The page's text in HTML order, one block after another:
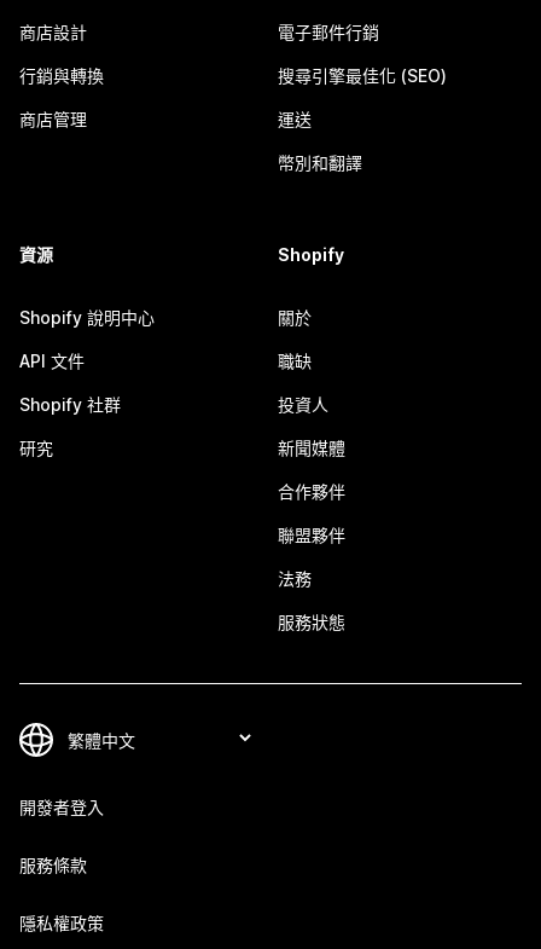
商店設計
行銷與轉換
商店管理
電子郵件行銷
搜尋引擎最佳化 (SEO)
運送
幣別和翻譯
資源
Shopify 說明中心
API 文件
Shopify 社群
研究
Shopify
關於
職缺
投資人
新聞媒體
合作夥伴
聯盟夥伴
法務
服務狀態
開發者登入
服務條款
隱私權政策